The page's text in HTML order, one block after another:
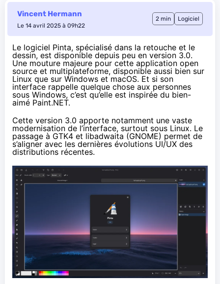
Vincent Hermann
Le 14 avril 2025 à 09h22
2 min Logiciel
Le logiciel Pinta, spécialisé dans la retouche et le
dessin, est disponible depuis peu en version 3.0.
Une mouture majeure pour cette application open
source et multiplateforme, disponible aussi bien sur
Linux que sur Windows et macOS. Et si son
interface rappelle quelque chose aux personnes
sous Windows, c’est qu’elle est inspirée du bien-
aimé Paint.NET.
Cette version 3.0 apporte notamment une vaste
modernisation de l’interface, surtout sous Linux. Le
passage à GTK4 et libadwaita (GNOME) permet de
s’aligner avec les dernières évolutions UI/UX des
distributions récentes.